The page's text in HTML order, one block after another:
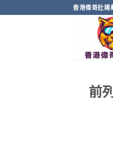
to
香港偉哥壯陽
前